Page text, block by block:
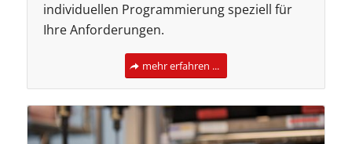
individuellen Programmierung speziell für
Ihre Anforderungen.
mehr erfahren ...